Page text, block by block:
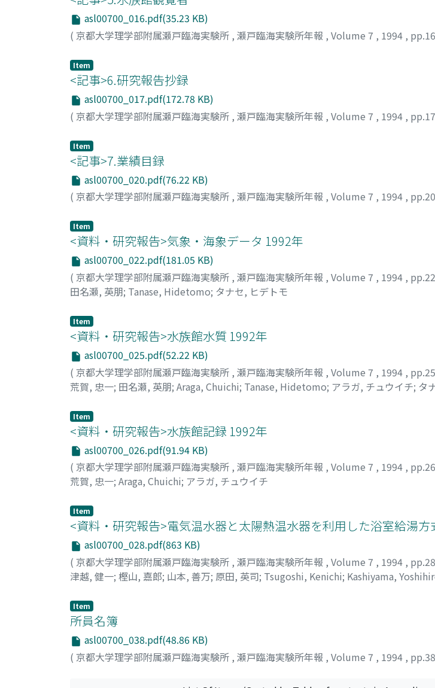
asl00700_016.pdf(35.23 KB)
( 京都大学理学部附属瀬戸臨海実験所 , 瀬戸臨海実験所年報 , Volume 7 , 1994 ,
Item
<記事>6.研究報告抄録
asl00700_017.pdf(172.78 KB)
( 京都大学理学部附属瀬戸臨海実験所 , 瀬戸臨海実験所年報 , Volume 7 , 1994 ,
Item
<記事>7.業績目録
asl00700_020.pdf(76.22 KB)
( 京都大学理学部附属瀬戸臨海実験所 , 瀬戸臨海実験所年報 , Volume 7 , 1994 ,
Item
<資料・研究報告>気象・海象データ 1992年
asl00700_022.pdf(181.05 KB)
( 京都大学理学部附属瀬戸臨海実験所 , 瀬戸臨海実験所年報 , Volume 7 , 1994 ,
田名瀬, 英朋; Tanase, Hidetomo; タナセ, ヒデトモ
Item
<資料・研究報告>水族館水質 1992年
asl00700_025.pdf(52.22 KB)
( 京都大学理学部附属瀬戸臨海実験所 , 瀬戸臨海実験所年報 , Volume 7 , 1994 ,
荒賀, 忠一; 田名瀬, 英朋; Araga, Chuichi; Tanase, Hidetomo; アラガ, チュウイチ; タ
Item
<資料・研究報告>水族館記録 1992年
asl00700_026.pdf(91.94 KB)
( 京都大学理学部附属瀬戸臨海実験所 , 瀬戸臨海実験所年報 , Volume 7 , 1994 ,
荒賀, 忠一; Araga, Chuichi; アラガ, チュウイチ
Item
<資料・研究報告>電気温水器と太陽熱温水器を利用した浴室給湯方
asl00700_028.pdf(863 KB)
( 京都大学理学部附属瀬戸臨海実験所 , 瀬戸臨海実験所年報 , Volume 7 , 1994 ,
津越, 健一; 樫山, 嘉郎; 山本, 善万; 原田, 英司; Tsugoshi, Kenichi; Kashiyama,
Item
所員名簿
asl00700_038.pdf(48.86 KB)
( 京都大学理学部附属瀬戸臨海実験所 , 瀬戸臨海実験所年報 , Volume 7 , 1994 ,